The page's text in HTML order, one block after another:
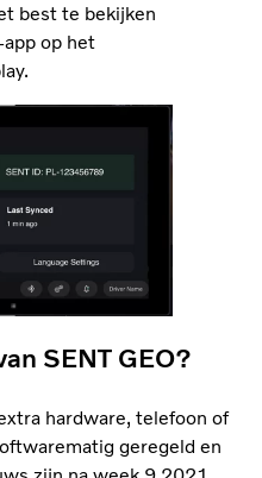
best te bekijken
app op het
SENT GEO?
hardware, telefoon of
geregeld en